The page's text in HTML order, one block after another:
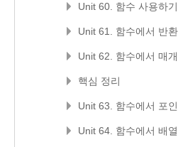
Unit 60. 함수 사용하기
Unit 61. 함수에서 반
Unit 62. 함수에서 매
핵심 정리
Unit 63. 함수에서 포
Unit 64. 함수에서 배